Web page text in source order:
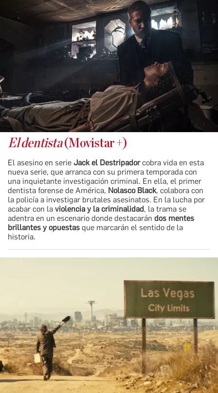
El dentista(Movistar +)
El asesino en serie Jack el Destripadorcobra vida en esta
nueva serie, que arranca con su primera temporada con
una inquietante investigación criminal. En ella, el primer
dentista forense de América, Nolasco Black, colabora con
la policía a investigar brutales asesinatos. En la lucha por
acabar con la violencia y la criminalidad, la trama se
adentra en un escenario donde destacarán dos mentes
brillantes y opuestas que marcarán el sentido de la
historia.